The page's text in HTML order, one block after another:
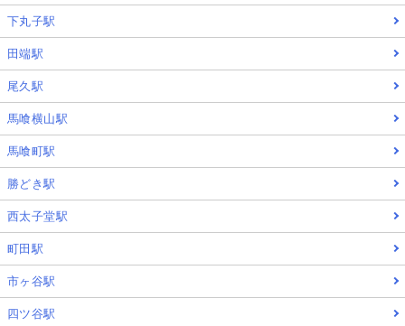
下丸子駅
田端駅
尾久駅
馬喰横山駅
馬喰町駅
勝どき駅
西太子堂駅
町田駅
市ヶ谷駅
四ツ谷駅